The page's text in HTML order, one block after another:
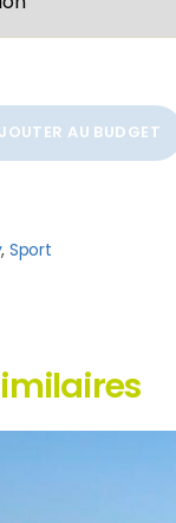
AU BUDGET
, Sport